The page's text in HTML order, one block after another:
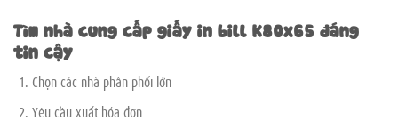
Tìm nhà cung cấp giấy in bill K80x65 đáng
tin cậy
Chọn các nhà phân phối lớn
Yêu cầu xuất hóa đơn